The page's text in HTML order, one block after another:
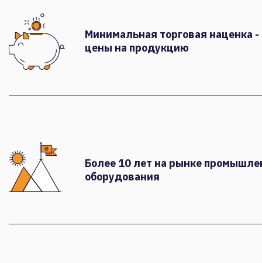
Минимальная торговая наценка
цены на продукцию
Более 10 лет на рынке
оборудования